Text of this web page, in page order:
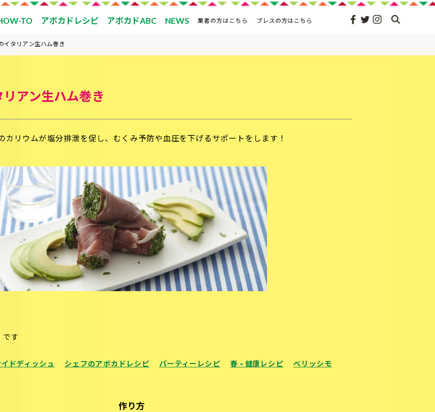
TO アボカドレシピ アボカドABC NEWS 業者の方はこちら プレスの方はこちら
イタリアン生ハム巻き
アン生ハム巻き
カリウムが塩分排泄を促し、むくみ予防や血圧を下げるサポートをします！
す
ドディッシュ シェフのアボカドレシピ パーティーレシピ 春 - 健康レシピ ベリッシモ
作り方